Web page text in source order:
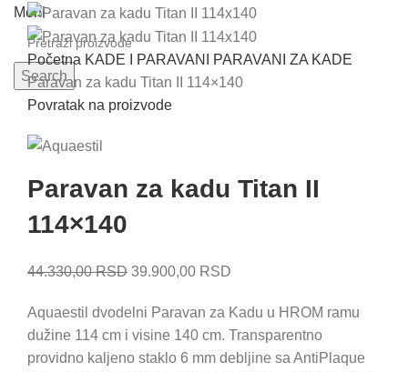
Meni
Search
Početna KADE I PARAVANI
PARAVANI ZA KADE
Paravan za kadu Titan II 114×140
Povratak na proizvode
Paravan za kadu Titan II
114×140
44.330,00RSD Originalna
je
bila:
44.330,00 RSD.
39.900,00 RSD
je:
39.900,00 RSD.
Aquaestil dvodelni Paravan za Kadu u HROM ramu
dužine 114 cm i visine 140 cm. Transparentno
providno kaljeno staklo 6 mm debljine sa AntiPlaque